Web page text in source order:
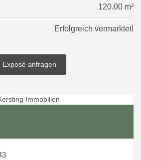
120.00 m²
Erfolgreich vermarktet!
Exposé anfragen